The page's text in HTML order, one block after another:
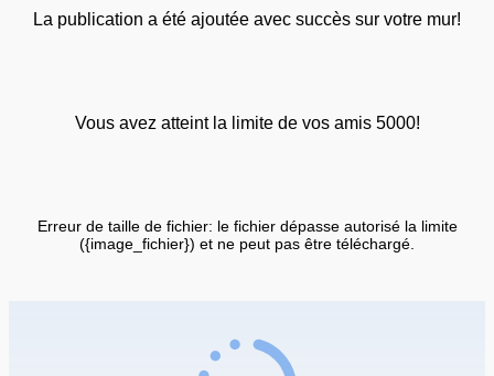
La publication a été ajoutée avec succès sur votre mur!
Vous avez atteint la limite de vos amis 5000!
Erreur de taille de fichier: le fichier dépasse autorisé la limite
({image_fichier}) et ne peut pas être téléchargé.